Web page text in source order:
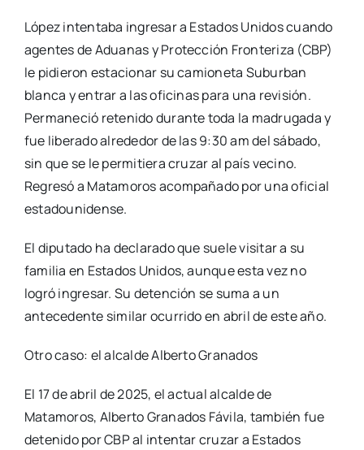
López intentaba ingresar a Estados Unidos cuando
agentes de Aduanas y Protección Fronteriza (CBP)
le pidieron estacionar su camioneta Suburban
blanca y entrar a las oficinas para una revisión.
Permaneció retenido durante toda la madrugada y
fue liberado alrededor de las 9:30 am del sábado,
sin que se le permitiera cruzar al país vecino.
Regresó a Matamoros acompañado por una oficial
estadounidense.
El diputado ha declarado que suele visitar a su
familia en Estados Unidos, aunque esta vez no
logró ingresar. Su detención se suma a un
antecedente similar ocurrido en abril de este año.
Otro caso: el alcalde Alberto Granados
El 17 de abril de 2025, el actual alcalde de
Matamoros, Alberto Granados Fávila, también fue
detenido por CBP al intentar cruzar a Estados